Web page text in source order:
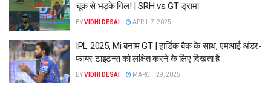
चूक से भड़के गिल! | SRH vs GT ड्रामा
BYVIDHI DESAI APRIL 7, 2025
IPL 2025, Mi बनाम GT | हार्डिक बैक के साथ, एमआई अंडर-
फायर टाइटन्स को लक्षित करने के लिए दिखता है
BYVIDHI DESAI MARCH 29, 2025